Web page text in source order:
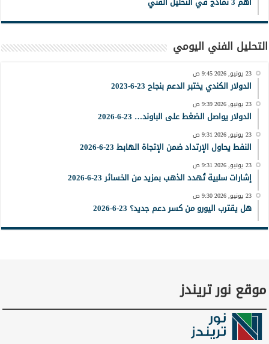
التحليل الفني اليومي
23 يونيو, 2026 9:45 ص
الدولار الكندي يختبر الدعم بنجاح 23-6-2023
23 يونيو, 2026 9:39 ص
الدولار يواصل الضغط على الباوند… 23-6-2026
23 يونيو, 2026 9:31 ص
النفط يحاول الإرتداد ضمن الإتجاة الهابط 23-6-2026
23 يونيو, 2026 9:31 ص
إشارات سلبية تُهدد الذهب بمزيد من الخسائر 23-6-2026
23 يونيو, 2026 9:30 ص
هل يقترب اليورو من كسر دعم جديد؟ 23-6-2026
موقع نور تريندز